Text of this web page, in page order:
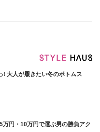
間、メール及びお電話でのお
! 大人が履きたい冬のボトムス
万円・10万円で選ぶ男の勝負アク